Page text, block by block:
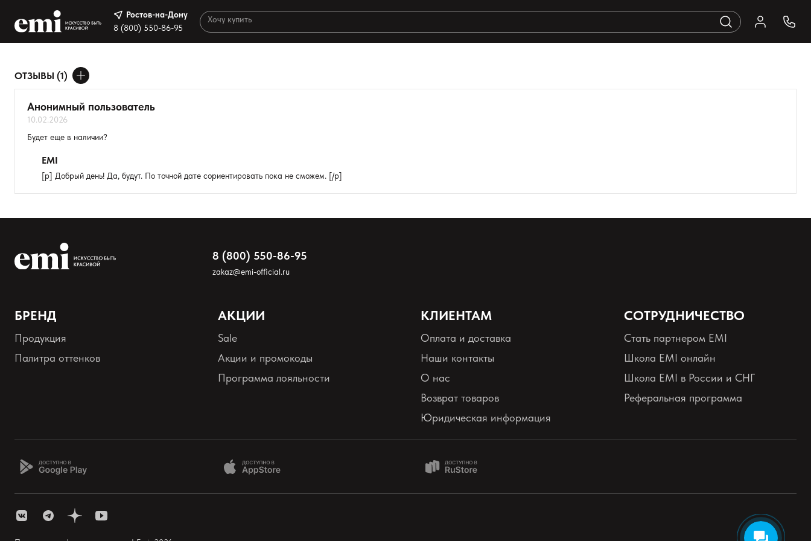
Ростов-на-Дону
8 (800) 550-86-95
Ростов-на-Дону
8 (800) 550-86-95
Каталог
Палитра
Акции
Оплата и доставка
Программа лояльности
Реферальная программа
ОТЗЫВЫ (1)
ДОБАВИТЬ ОТЗЫВ
Ваше имя
Расскажите о впечатлениях
Анонимный пользователь
10.02.2026
Будет еще в наличии?
EMI
[p] Добрый день! Да, будут. По точной дате сориентировать пока не сможем. [/p]
8 (800) 550-86-95
zakaz@emi-official.ru
БРЕНД
Продукция
Палитра оттенков
АКЦИИ
Sale
Акции и промокоды
Программа лояльности
КЛИЕНТАМ
Оплата и доставка
Наши контакты
О нас
Возврат товаров
Юридическая информация
СОТРУДНИЧЕСТВО
Стать партнером EMI
Школа EMI онлайн
Школа EMI в России и СНГ
Реферальная программа